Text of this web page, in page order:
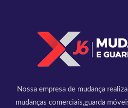
Nossa empresa de mudança
mudanças comerciais,guarda